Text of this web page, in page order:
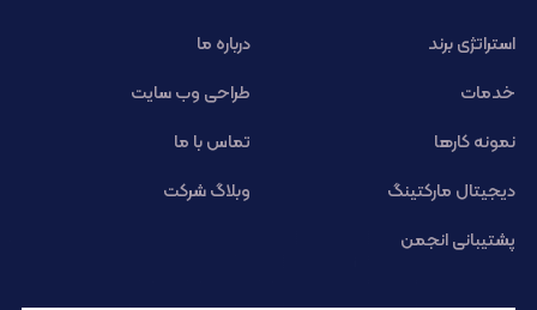
استراتژی برند
درباره ما
خدمات
طراحی وب سایت
نمونه کارها
تماس با ما
دیجیتال مارکتینگ
وبلاگ شرکت
پشتیبانی انجمن